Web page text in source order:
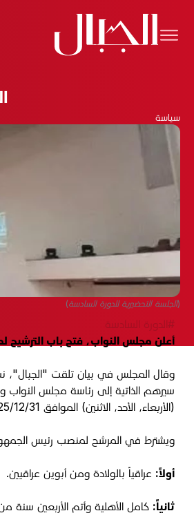
سياسة
(الجلسة التحضيرية للدورة السادسة)
#الدورة السادسة
أعلن مجلس النواب، فتح باب الترشيح
وقال المجلس في بيان تلقت "الجبال"،
سيرهم الذاتية إلى رئاسة مجلس النواب
(الأربعاء، الأحد، الاثنين) الموافق 2025/12/31 و 2026/1/5,4 لقاء وصل تسليم يثبت فيه تقديمهم الطلب وتاريخ التقديم ومرفقاته من الوثائق".
ويشترط في المرشح لمنصب رئيس الجمهورية استناداً
أولاً: عراقياً بالولادة ومن أبوين عراقيين.
ثانياً: كامل الأهلية وأتم الأربعين سنة